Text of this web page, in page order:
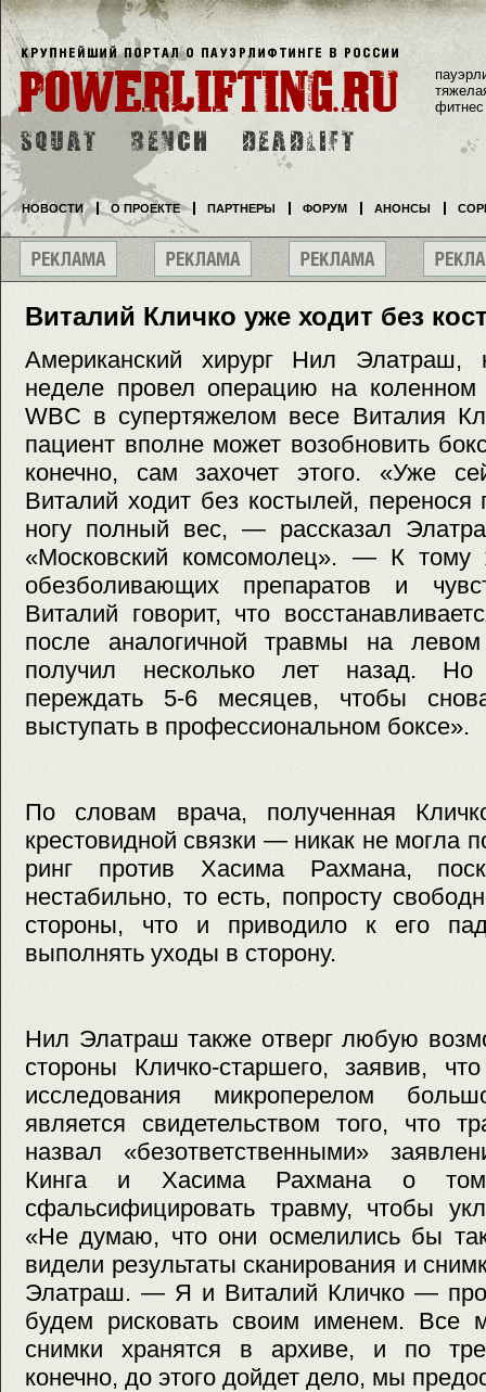
Виталий Кличко уже ходит без
Американский хирург Нил Элатраш,
неделе провел операцию на коленном
WBC в супертяжелом весе Виталия
пациент вполне может возобновить
конечно, сам захочет этого. «Уже
Виталий ходит без костылей,
ногу полный вес, — рассказал
«Московский комсомолец». — К тому
обезболивающих препаратов и
Виталий говорит, что
после аналогичной травмы на
получил несколько лет назад. Но
переждать 5-6 месяцев, чтобы
выступать в профессиональном боксе».
По словам врача, полученная
крестовидной связки — никак не могла
ринг против Хасима Рахмана,
нестабильно, то есть, попросту
стороны, что и приводило к его
выполнять уходы в сторону.
Нил Элатраш также отверг любую
стороны Кличко-старшего, заявив,
исследования микроперелом
является свидетельством того, что
назвал «безответственными»
Кинга и Хасима Рахмана о
сфальсифицировать травму, чтобы
«Не думаю, что они осмелились бы
видели результаты сканирования и
Элатраш. — Я и Виталий Кличко —
будем рисковать своим именем. Все
снимки хранятся в архиве, и по
конечно, до этого дойдет дело, мы
фитнес
НОВОСТИ О ПРОЕКТЕ ПАРТНЕРЫ ФОРУМ АНОНСЫ